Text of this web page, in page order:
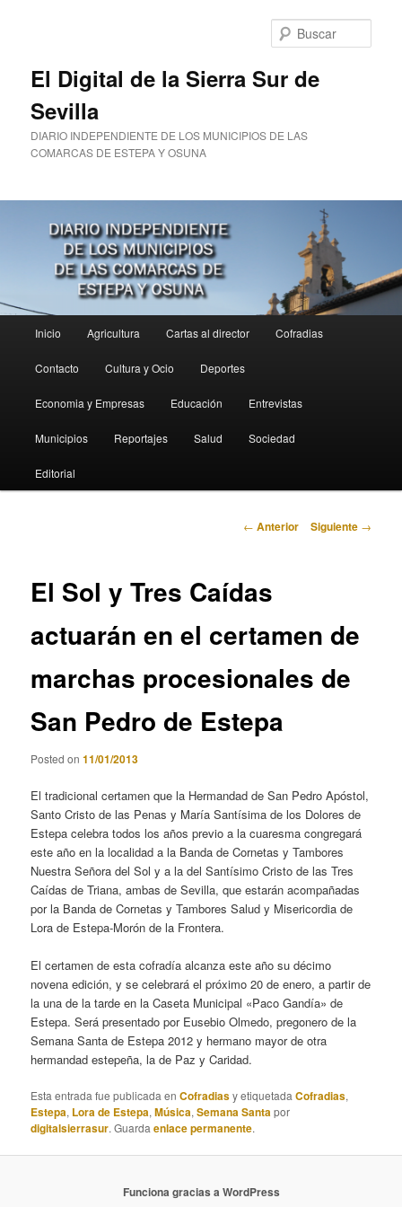
El Digital de la Sierra Sur de
Sevilla
DIARIO INDEPENDIENTE DE LOS MUNICIPIOS DE LAS
COMARCAS DE ESTEPA Y OSUNA
principal
Inicio Agricultura Cartas al director Cofradias
Contacto Cultura y Ocio Deportes
Economia y Empresas Educación Entrevistas
Municipios Reportajes Salud Sociedad
Editorial
Navegación
← Anterior Siguiente →
El Sol y Tres Caídas
actuarán en el certamen de
marchas procesionales de
San Pedro de Estepa
Posted on11/01/2013
El tradicional certamen que la Hermandad de San Pedro Apóstol,
Santo Cristo de las Penas y María Santísima de los Dolores de
Estepa celebra todos los años previo a la cuaresma congregará
este año en la localidad a la Banda de Cornetas y Tambores
Nuestra Señora del Sol y a la del Santísimo Cristo de las Tres
Caídas de Triana, ambas de Sevilla, que estarán acompañadas
por la Banda de Cornetas y Tambores Salud y Misericordia de
Lora de Estepa-Morón de la Frontera.
El certamen de esta cofradía alcanza este año su décimo
novena edición, y se celebrará el próximo 20 de enero, a partir de
la una de la tarde en la Caseta Municipal «Paco Gandía» de
Estepa. Será presentado por Eusebio Olmedo, pregonero de la
Semana Santa de Estepa 2012 y hermano mayor de otra
hermandad estepeña, la de Paz y Caridad.
Esta entrada fue publicada enCofradiasy etiquetadaCofradias,
Estepa, Lora de Estepa,Música,Semana Santapor
digitalsierrasur. Guardaenlace permanente.
Funciona gracias a WordPress